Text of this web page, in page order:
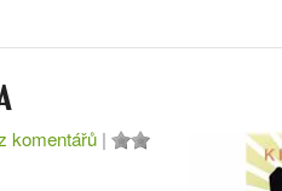
komentářů |